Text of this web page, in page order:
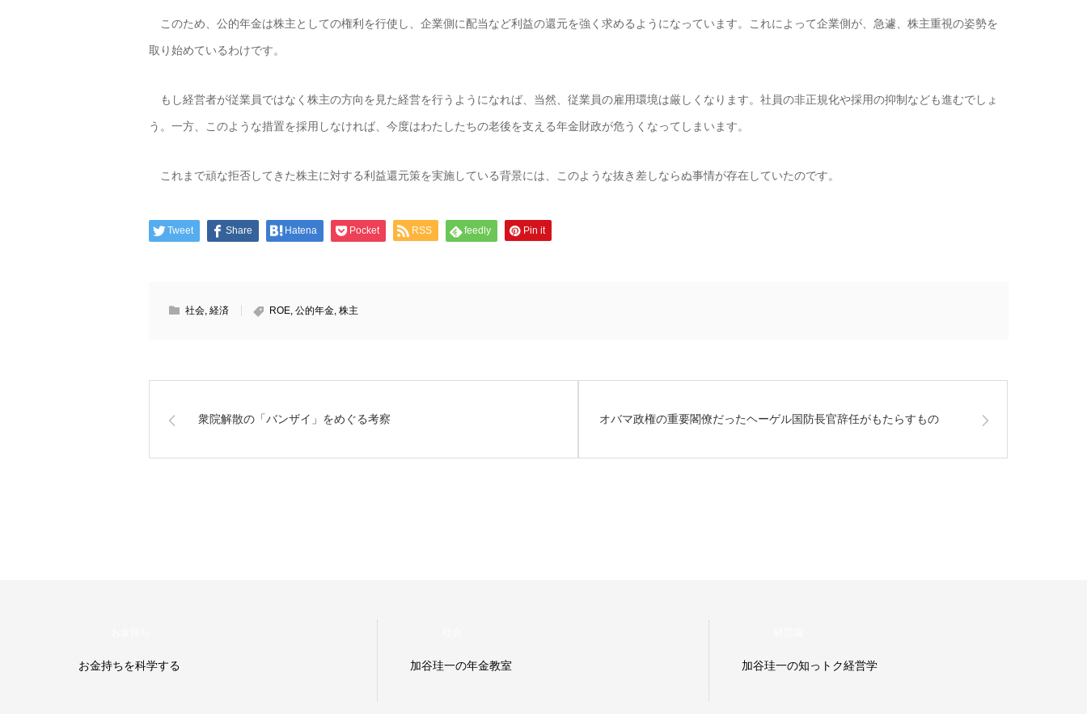
このため、公的年金は株主としての権利を行使し、企業側に配当など利益の還元を強く求めるようになっています。これによって企業側が、急遽、株主重視の姿勢を
取り始めているわけです。
もし経営者が従業員ではなく株主の方向を見た経営を行うようになれば、当然、従業員の雇用環境は厳しくなります。社員の非正規化や採用の抑制なども進むでしょ
う。一方、このような措置を採用しなければ、今度はわたしたちの老後を支える年金財政が危うくなってしまいます。
これまで頑な拒否してきた株主に対する利益還元策を実施している背景には、このような抜き差しならぬ事情が存在していたのです。
Tweet Share Hatena Pocket RSS feedly Pin it
社会, 経済 ROE, 公的年金, 株主
衆院解散の「バンザイ」をめぐる考察 オバマ政権の重要閣僚だったヘーゲル国防長官辞任がもたらすもの
加谷珪一の投資教室